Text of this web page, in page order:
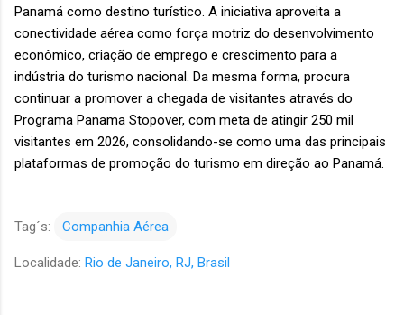
Panamá como destino turístico. A iniciativa aproveita a
conectividade aérea como força motriz do desenvolvimento
econômico, criação de emprego e crescimento para a
indústria do turismo nacional. Da mesma forma, procura
continuar a promover a chegada de visitantes através do
Programa Panama Stopover, com meta de atingir 250 mil
visitantes em 2026, consolidando-se como uma das principais
plataformas de promoção do turismo em direção ao Panamá.
Tag´s: Companhia Aérea
Localidade: Rio de Janeiro, RJ, Brasil